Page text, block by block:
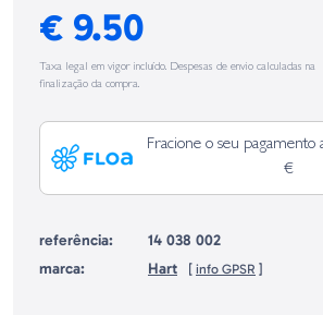
€ 9.50
Taxa legal em vigor incluído. Despesas de envio calculadas na
finalização da compra.
Fracione o seu
€
referência:
14 038 002
marca:
Hart [ info GPSR ]